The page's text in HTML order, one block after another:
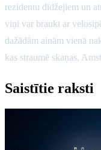
rezidentu dīdžejiem un
viņi var braukt ar
dažādām ainām vienā
kas straumē skaņas,
Saistītie raksti